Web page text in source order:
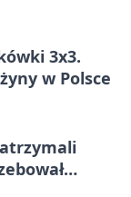
3x3.
w Polsce